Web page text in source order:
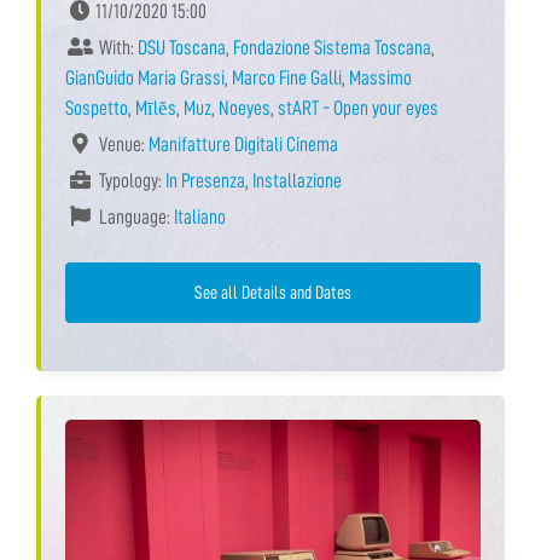
11/10/2020 15:00
With: DSU Toscana, Fondazione Sistema Toscana,
GianGuido Maria Grassi, Marco Fine Galli, Massimo
Sospetto, Mīlĕs, Muz, Noeyes, stART - Open your eyes
Venue: Manifatture Digitali Cinema
Typology: In Presenza, Installazione
Language: Italiano
See all Details and Dates